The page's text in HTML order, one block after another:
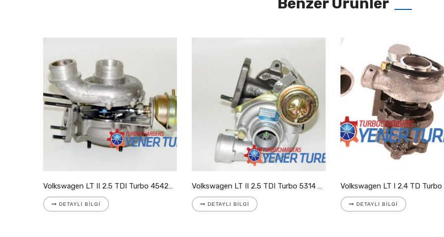
Volkswagen LT II 2.5 TDI Turbo 454205-9007S
DETAYLI BILGI
Volkswagen LT II 2.5 TDI Turbo 5314 988 7025
DETAYLI BILGI DETAYLI BILGI